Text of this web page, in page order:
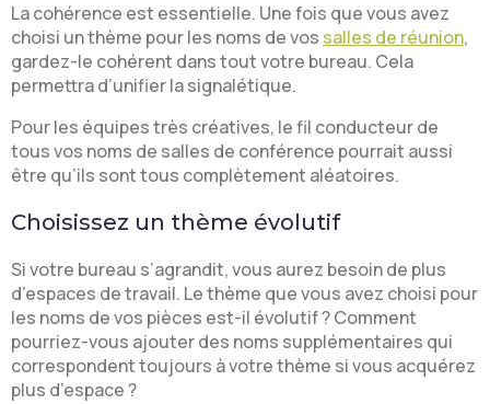
La cohérence est essentielle. Une fois que vous avez
choisi un thème pour les noms de vos salles de réunion,
gardez-le cohérent dans tout votre bureau. Cela
permettra d’unifier la signalétique.
Pour les équipes très créatives, le fil conducteur de
tous vos noms de salles de conférence pourrait aussi
être qu’ils sont tous complètement aléatoires.
Choisissez un thème évolutif
Si votre bureau s’agrandit, vous aurez besoin de plus
d’espaces de travail. Le thème que vous avez choisi pour
les noms de vos pièces est-il évolutif ? Comment
pourriez-vous ajouter des noms supplémentaires qui
correspondent toujours à votre thème si vous acquérez
plus d’espace ?